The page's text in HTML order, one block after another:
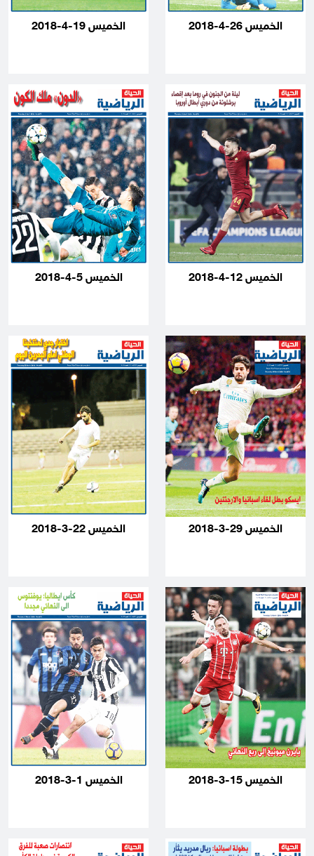
الخميس 26-4-2018 الخميس 19-4-2018
الخميس 12-4-2018 الخميس 5-4-2018
الخميس 29-3-2018 الخميس 22-3-2018
الخميس 15-3-2018 الخميس 1-3-2018